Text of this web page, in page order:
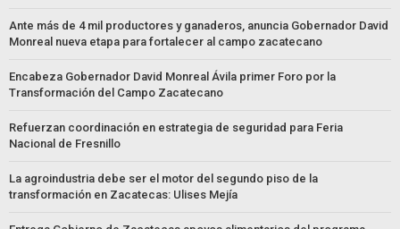
Ante más de 4 mil productores y ganaderos, anuncia Gobernador David
Monreal nueva etapa para fortalecer al campo zacatecano
Encabeza Gobernador David Monreal Ávila primer Foro por la
Transformación del Campo Zacatecano
Refuerzan coordinación en estrategia de seguridad para Feria
Nacional de Fresnillo
La agroindustria debe ser el motor del segundo piso de la
transformación en Zacatecas: Ulises Mejía